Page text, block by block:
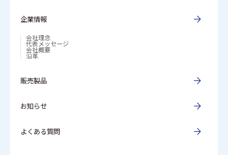
企業情報
会社理念
代表メッセージ
会社概要
沿革
販売製品
お知らせ
よくある質問